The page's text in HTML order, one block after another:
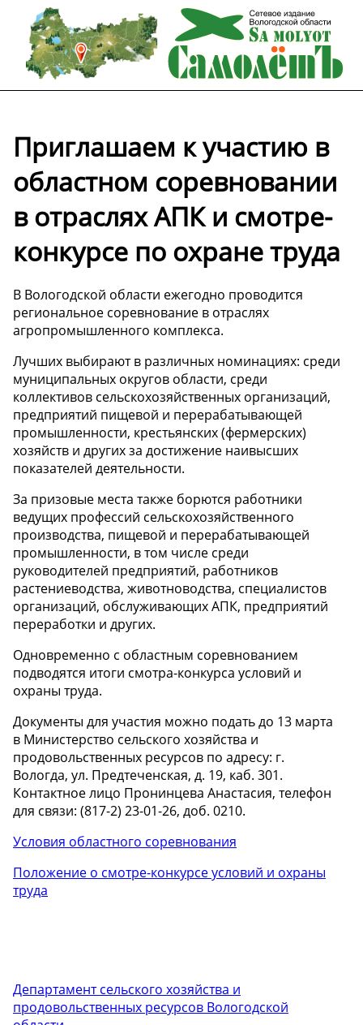
Приглашаем к участию в
областном соревновании
в отраслях АПК и смотре-
конкурсе по охране труда
В Вологодской области ежегодно проводится
региональное соревнование в отраслях
агропромышленного комплекса.
Лучших выбирают в различных номинациях: среди
муниципальных округов области, среди
коллективов сельскохозяйственных организаций,
предприятий пищевой и перерабатывающей
промышленности, крестьянских (фермерских)
хозяйств и других за достижение наивысших
показателей деятельности.
За призовые места также борются работники
ведущих профессий сельскохозяйственного
производства, пищевой и перерабатывающей
промышленности, в том числе среди
руководителей предприятий, работников
растениеводства, животноводства, специалистов
организаций, обслуживающих АПК, предприятий
переработки и других.
Одновременно с областным соревнованием
подводятся итоги смотра-конкурса условий и
охраны труда.
Документы для участия можно подать до 13 марта
в Министерство сельского хозяйства и
продовольственных ресурсов по адресу: г.
Вологда, ул. Предтеченская, д. 19, каб. 301.
Контактное лицо Пронинцева Анастасия, телефон
для связи: (817-2) 23-01-26, доб. 0210.
Условия областного соревнования
Положение о смотре-конкурсе условий и охраны
труда
Департамент сельского хозяйства и
продовольственных ресурсов Вологодской